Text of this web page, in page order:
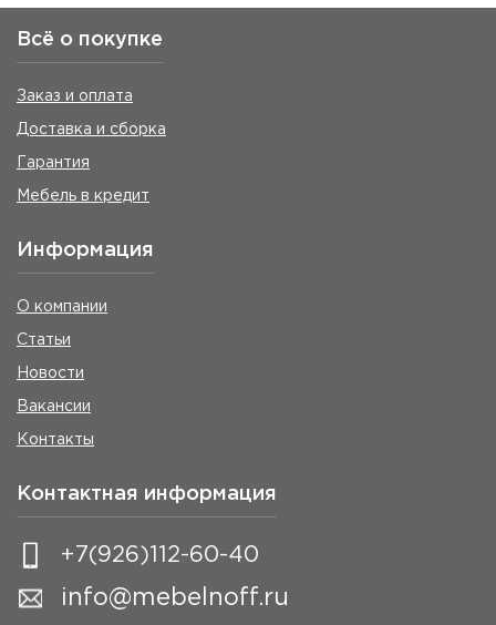
Всё о покупке
Заказ и оплата
Доставка и сборка
Гарантия
Мебель в кредит
Информация
О компании
Статьи
Новости
Вакансии
Контакты
Контактная информация
+7(926)112-60-40
info@mebelnoff.ru